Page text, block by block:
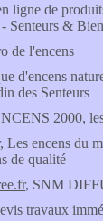
ligne de
Senteurs &
de l'encens
d'encens
des Senteurs
2000,
, Les encens du
de qualité
, SNM
travaux